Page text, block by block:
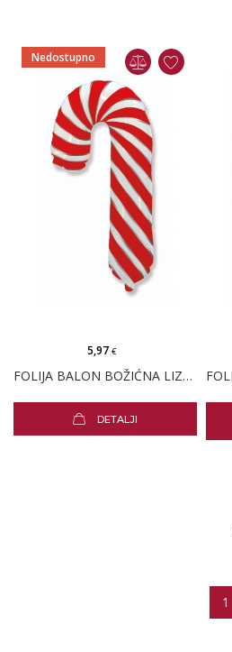
Nedostupno
FOLIJA BALON BOŽIĆNA LIZALICA CRVENA PK
5,97€
DETALJI
1